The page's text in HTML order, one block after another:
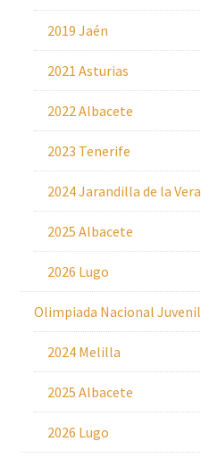
2019 Jaén
2021 Asturias
2022 Albacete
2023 Tenerife
2024 Jarandilla de la Vera
2025 Albacete
2026 Lugo
Olimpiada Nacional Juvenil
2024 Melilla
2025 Albacete
2026 Lugo